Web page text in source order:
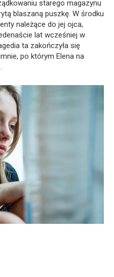
starego magazynu
blaszaną puszkę. W środku
należące do jej ojca,
lat wcześniej w
ta zakończyła się
po którym Elena na